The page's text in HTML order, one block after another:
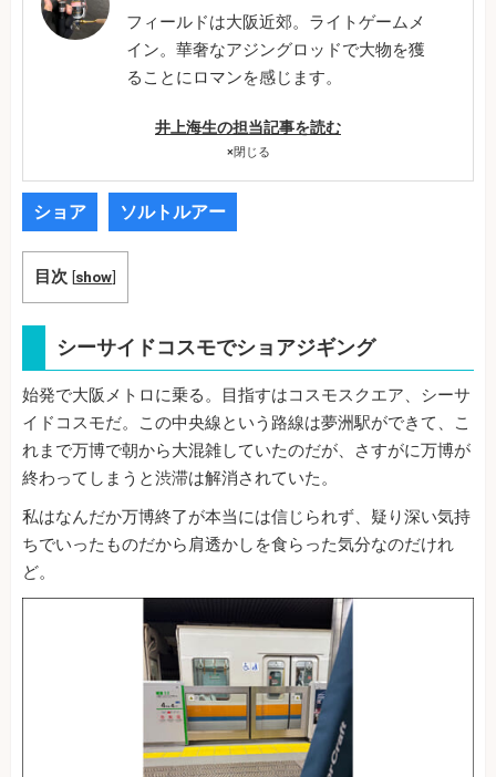
フィールドは大阪近郊。ライトゲームメ
イン。華奢なアジングロッドで大物を獲
ることにロマンを感じます。
井上海生の担当記事を読む
×閉じる
ショア ソルトルアー
目次 [show]
シーサイドコスモでショアジギング
始発で大阪メトロに乗る。目指すはコスモスクエア、シーサ
イドコスモだ。この中央線という路線は夢洲駅ができて、こ
れまで万博で朝から大混雑していたのだが、さすがに万博が
終わってしまうと渋滞は解消されていた。
私はなんだか万博終了が本当には信じられず、疑り深い気持
ちでいったものだから肩透かしを食らった気分なのだけれ
ど。